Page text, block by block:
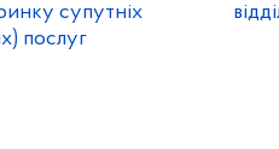
супутніх
послуг